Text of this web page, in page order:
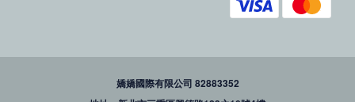
嬌嬌國際有限公司 82883352